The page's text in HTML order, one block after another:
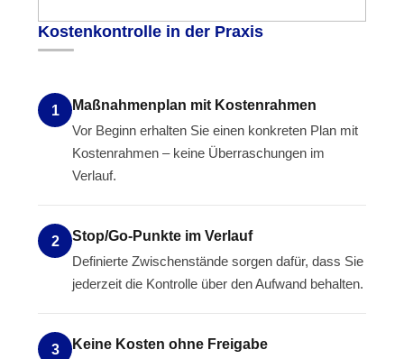
Kostenkontrolle in der Praxis
1
Maßnahmenplan mit Kostenrahmen
Vor Beginn erhalten Sie einen konkreten Plan mit
Kostenrahmen – keine Überraschungen im
Verlauf.
2
Stop/Go-Punkte im Verlauf
Definierte Zwischenstände sorgen dafür, dass Sie
jederzeit die Kontrolle über den Aufwand behalten.
3
Keine Kosten ohne Freigabe